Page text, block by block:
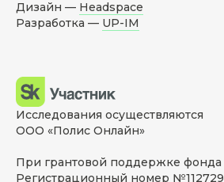
Дизайн — Headspace
Разработка — UP-IM
Исследования осуществляются
ООО «Полис Онлайн»
При грантовой поддержке фонда
Регистрационный номер